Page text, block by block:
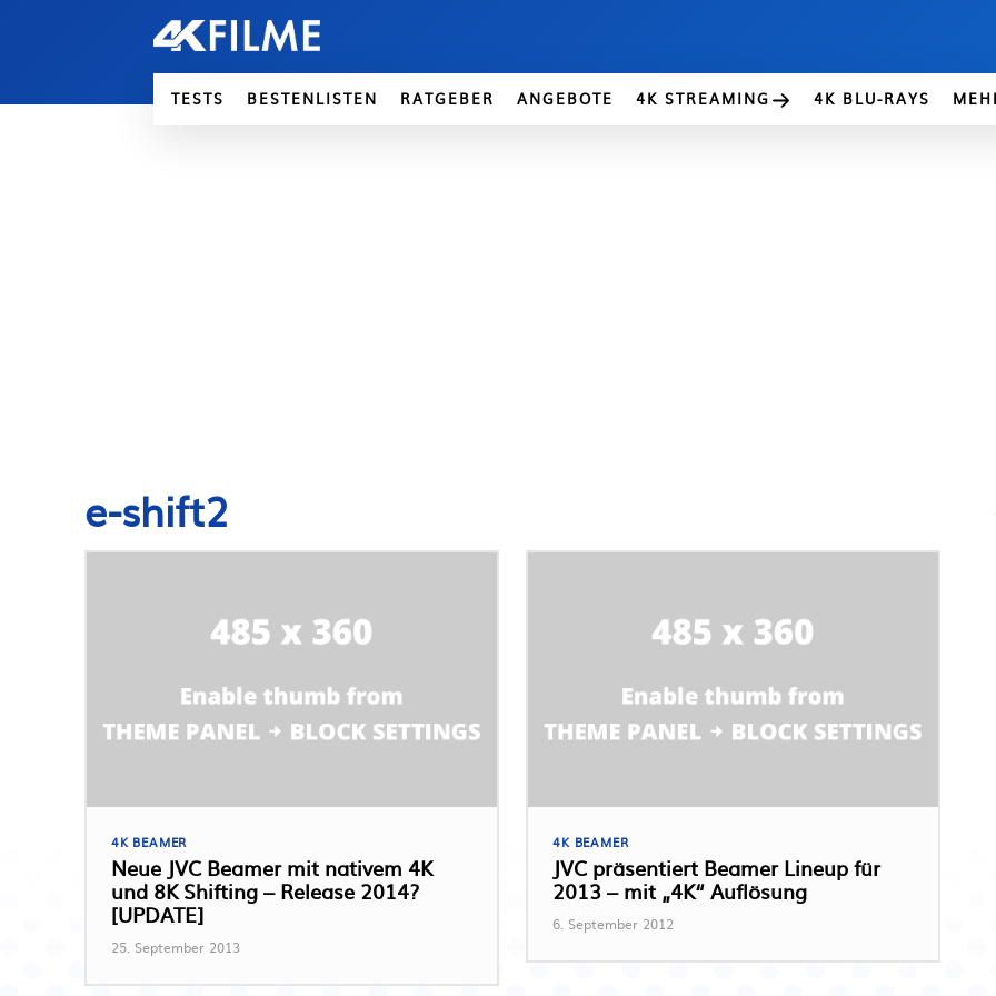
TESTS BESTENLISTEN RATGEBER ANGEBOTE 4K STREAMING 4K BLU-RAYS
e-shift2
4K BEAMER
Neue JVC Beamer mit nativem 4K
und 8K Shifting – Release 2014?
[UPDATE]
25. September 2013
4K BEAMER
JVC präsentiert Beamer Lineup für
2013 – mit „4K“ Auflösung
6. September 2012